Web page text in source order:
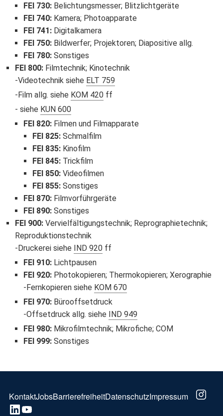
FEI 730: Belichtungsmesser; Blitzlichtgeräte
FEI 740: Kamera; Photoapparate
FEI 741: Digitalkamera
FEI 750: Bildwerfer; Projektoren; Diapositive allg.
FEI 780: Sonstiges
FEI 800:Filmtechnik; Kinotechnik
Videotechnik siehe ELT 759
Film allg. siehe KOM 420ff
siehe KUN 600
FEI 820: Filmen und Filmapparate
FEI 825:Schmalfilm
FEI 835:Kinofilm
FEI 845:Trickfilm
FEI 850:Videofilmen
FEI 855:Sonstiges
FEI 870: Filmvorführgeräte
FEI 890: Sonstiges
FEI 900:Vervielfältigungstechnik; Reprographietechnik;
Reproduktionstechnik
Druckerei siehe IND 920ff
FEI 910: Lichtpausen
FEI 920: Photokopieren; Thermokopieren; Xerographie
Fernkopieren siehe KOM 670
FEI 970: Bürooffsetdruck
Offsetdruck allg. siehe IND 949
FEI 980: Mikrofilmtechnik; Mikrofiche; COM
FEI 999: Sonstiges
FOOTER
KontaktJobsBarrierefreiheitDatenschutzImpressum